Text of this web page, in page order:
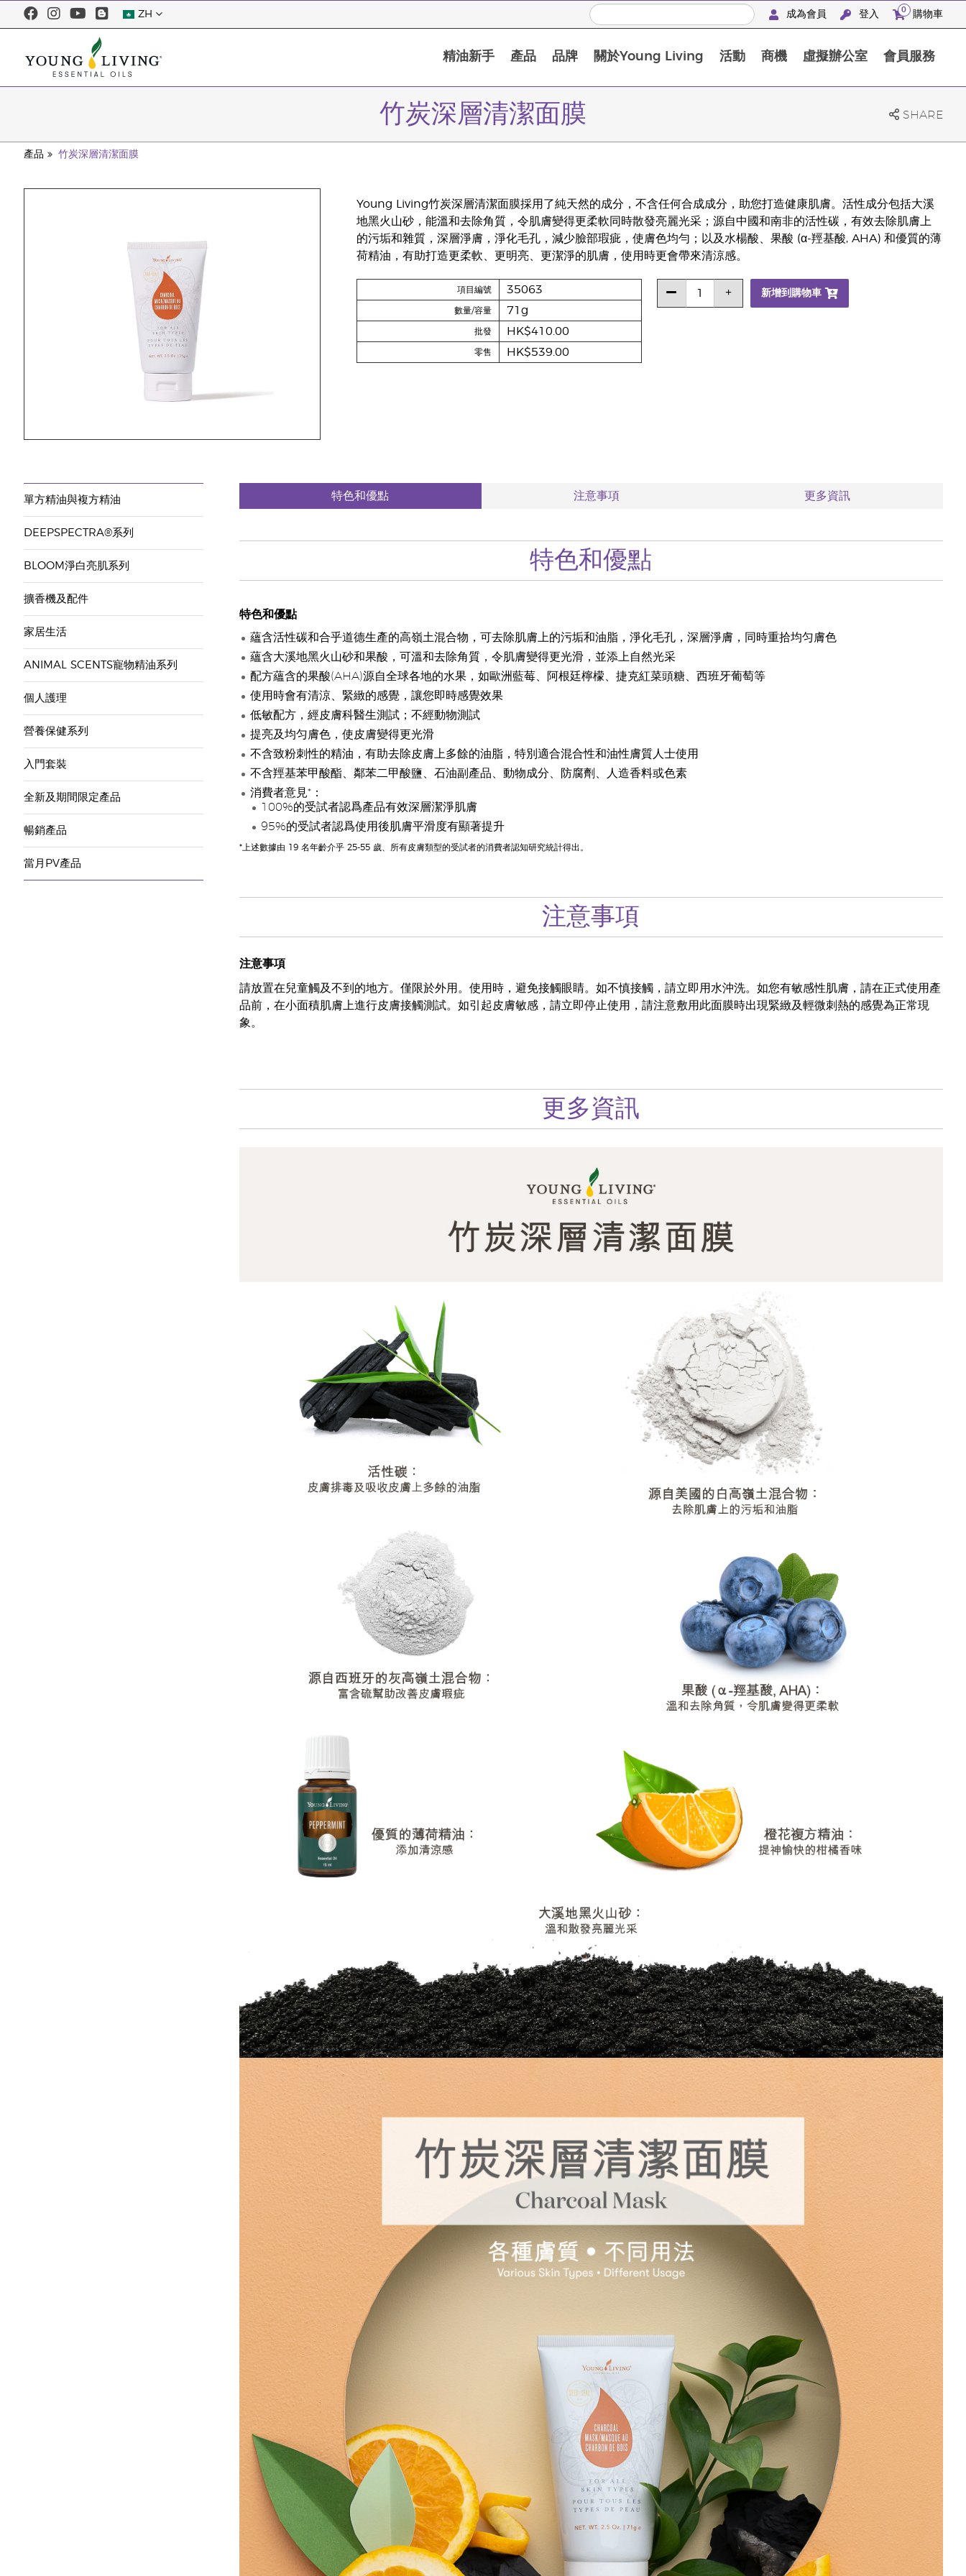
ZH 成為會員 登入 0 購物車
精油新手 產品 品牌 關於Young Living 活動 商機 虛擬辦公室 會員服務
竹炭深層清潔面膜 SHARE
產品 竹炭深層清潔面膜
Young Living竹炭深層清潔面膜採用了純天然的成分，不含任何合成成分，助您打造健康肌膚。活性成分包括大溪
地黑火山砂，能溫和去除角質，令肌膚變得更柔軟同時散發亮麗光采；源自中國和南非的活性碳，有效去除肌膚上
的污垢和雜質，深層淨膚，淨化毛孔，減少臉部瑕疵，使膚色均勻；以及水楊酸、果酸 (α-羥基酸, AHA) 和優質的薄
荷精油，有助打造更柔軟、更明亮、更潔淨的肌膚，使用時更會帶來清涼感。
項目編號 35063
數量/容量 71g
批發 HK$410.00
零售 HK$539.00
新增到購物車
單方精油與複方精油
DEEPSPECTRA®系列
BLOOM淨白亮肌系列
擴香機及配件
家居生活
ANIMAL SCENTS寵物精油系列
個人護理
營養保健系列
入門套裝
全新及期間限定產品
暢銷產品
當月PV產品
特色和優點 注意事項 更多資訊
特色和優點
特色和優點
蘊含活性碳和合乎道德生產的高嶺土混合物，可去除肌膚上的污垢和油脂，淨化毛孔，深層淨膚，同時重拾均匀膚色
蘊含大溪地黑火山砂和果酸，可溫和去除角質，令肌膚變得更光滑，並添上自然光采
配方蘊含的果酸(AHA)源自全球各地的水果，如歐洲藍莓、阿根廷檸檬、捷克紅菜頭糖、西班牙葡萄等
使用時會有清涼、緊緻的感覺，讓您即時感覺效果
低敏配方，經皮膚科醫生測試；不經動物測試
提亮及均匀膚色，使皮膚變得更光滑
不含致粉刺性的精油，有助去除皮膚上多餘的油脂，特別適合混合性和油性膚質人士使用
不含羥基苯甲酸酯、鄰苯二甲酸鹽、石油副產品、動物成分、防腐劑、人造香料或色素
消費者意見*：
100%的受試者認爲產品有效深層潔淨肌膚
95%的受試者認爲使用後肌膚平滑度有顯著提升
*上述數據由 19 名年齡介乎 25-55 歲、所有皮膚類型的受試者的消費者認知研究統計得出。
注意事項
注意事項
請放置在兒童觸及不到的地方。僅限於外用。使用時，避免接觸眼睛。如不慎接觸，請立即用水沖洗。如您有敏感性肌膚，請在正式使用產
品前，在小面積肌膚上進行皮膚接觸測試。如引起皮膚敏感，請立即停止使用，請注意敷用此面膜時出現緊緻及輕微刺熱的感覺為正常現
象。
更多資訊